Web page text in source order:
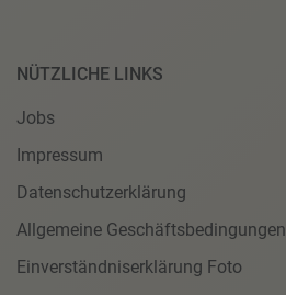
NÜTZLICHE LINKS
Jobs
Impressum
Datenschutzerklärung
Allgemeine Geschäftsbedingungen
Einverständniserklärung Foto